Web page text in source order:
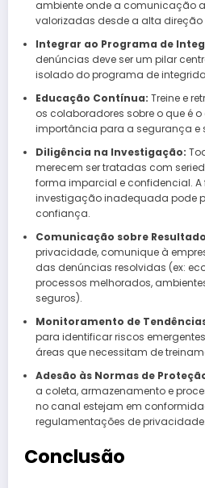
ambiente onde a comunicação
valorizadas desde a alta direção
Integrar ao Programa de
denúncias deve ser um pilar
isolado do programa de
Educação Contínua: Treine e
os colaboradores sobre o que é
importância para a segurança e
Diligência na Investigação:
merecem ser tratadas com
forma imparcial e confidencial.
investigação inadequada pode
confiança.
Comunicação sobre
privacidade, comunique à
das denúncias resolvidas (ex:
processos melhorados,
seguros).
Monitoramento de
para identificar riscos
áreas que necessitam de
Adesão às Normas de
a coleta, armazenamento e
no canal estejam em
regulamentações de privacidade.
Conclusão